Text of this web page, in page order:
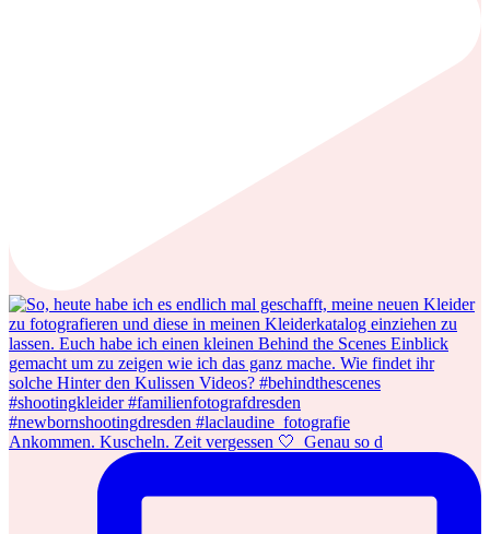
Ankommen. Kuscheln. Zeit vergessen 🤍⁠ ⁠ Genau so d